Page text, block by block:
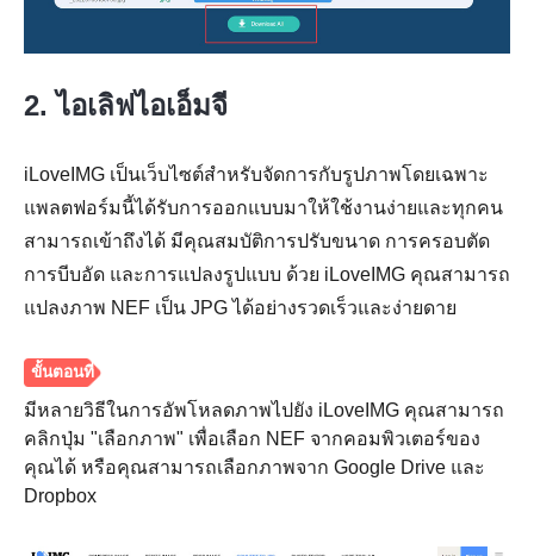
ขั้นตอนที่
2. ไอเลิฟไอเอ็มจี
iLoveIMG เป็นเว็บไซต์สำหรับจัดการกับรูปภาพโดยเฉพาะ
แพลตฟอร์มนี้ได้รับการออกแบบมาให้ใช้งานง่ายและทุกคน
สามารถเข้าถึงได้ มีคุณสมบัติการปรับขนาด การครอบตัด
การบีบอัด และการแปลงรูปแบบ ด้วย iLoveIMG คุณสามารถ
แปลงภาพ NEF เป็น JPG ได้อย่างรวดเร็วและง่ายดาย
มีหลายวิธีในการอัพโหลดภาพไปยัง iLoveIMG คุณสามารถ
คลิกปุ่ม "เลือกภาพ" เพื่อเลือก NEF จากคอมพิวเตอร์ของ
คุณได้ หรือคุณสามารถเลือกภาพจาก Google Drive และ
Dropbox